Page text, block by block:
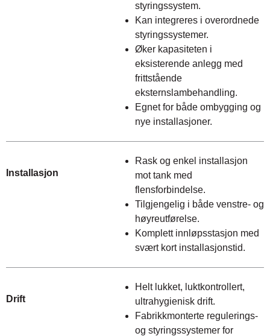
styringssystem.
Kan integreres i overordnede
styringssystemer.
Øker kapasiteten i
eksisterende anlegg med
frittstående
eksternslambehandling.
Egnet for både ombygging og
nye installasjoner.
Installasjon
Rask og enkel installasjon
mot tank med
flensforbindelse.
Tilgjengelig i både venstre- og
høyreutførelse.
Komplett innløpsstasjon med
svært kort installasjonstid.
Drift
Helt lukket, luktkontrollert,
ultrahygienisk drift.
Fabrikkmonterte regulerings-
og styringssystemer for